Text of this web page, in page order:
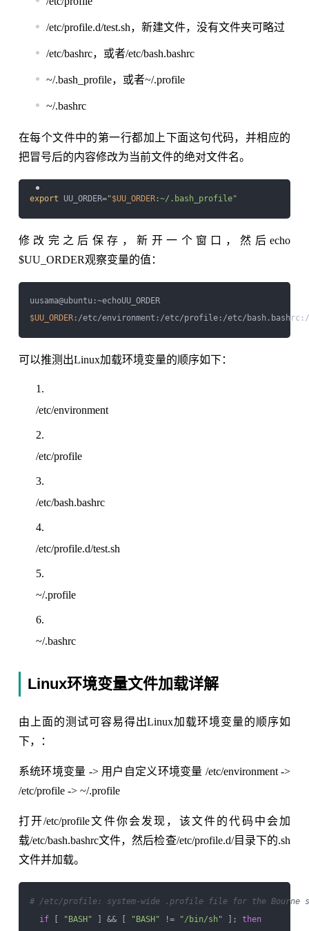
/etc/profile.d/test.sh，新建文件，没有文件夹可略过
/etc/bashrc，或者/etc/bash.bashrc
~/.bash_profile，或者~/.profile
~/.bashrc
在每个文件中的第一行都加上下面这句代码，并相应的
把冒号后的内容修改为当前文件的绝对文件名。
export UU_ORDER="$UU_ORDER:~/.bash_profile"
修改完之后保存，新开一个窗口，然后echo
$UU_ORDER观察变量的值：
uusama@ubuntu:~echoUU_ORDER
$UU_ORDER
可以推测出Linux加载环境变量的顺序如下：
/etc/environment
/etc/profile
/etc/bash.bashrc
/etc/profile.d/test.sh
~/.profile
~/.bashrc
Linux环境变量文件加载详解
由上面的测试可容易得出Linux加载环境变量的顺序如
下，：
系统环境变量 -> 用户自定义环境变量 /etc/environment ->
/etc/profile -> ~/.profile
打开/etc/profile文件你会发现，该文件的代码中会加
载/etc/bash.bashrc文件，然后检查/etc/profile.d/目录下的.sh
文件并加载。
# /etc/profile: system-wide .profile file for the Bourne
if [ "BASH" ] && [ "BASH" != "/bin/sh" ]; then